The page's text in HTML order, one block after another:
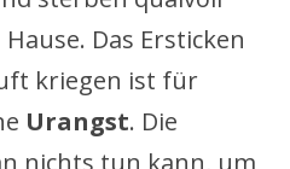
Das Ersticken
kriegen ist für
Urangst. Die
nichts tun kann, um